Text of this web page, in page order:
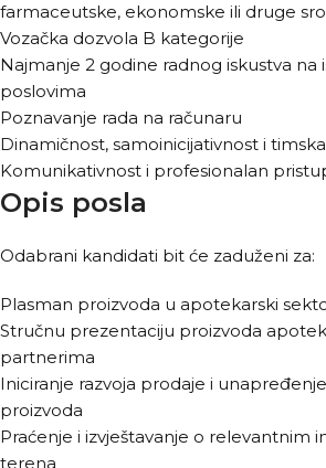
farmaceutske, ekonomske ili druge
Vozačka dozvola B kategorije
Najmanje 2 godine radnog iskustva na
poslovima
Poznavanje rada na računaru
Dinamičnost, samoinicijativnost i
Komunikativnost i profesionalan
Opis posla
Odabrani kandidati bit će zaduženi za:
Plasman proizvoda u apotekarski
Stručnu prezentaciju proizvoda
partnerima
Iniciranje razvoja prodaje i
proizvoda
Praćenje i izvještavanje o relevantnim
terena